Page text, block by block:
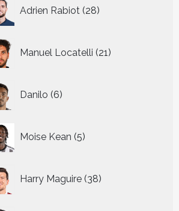
Adrien Rabiot 28
producten
Manuel Locatelli 21
producten
Danilo 6
producten
Moise Kean 5
producten
Harry Maguire 38
producten